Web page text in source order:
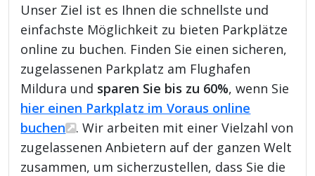
Unser Ziel ist es Ihnen die schnellste und
einfachste Möglichkeit zu bieten Parkplätze
online zu buchen. Finden Sie einen sicheren,
zugelassenen Parkplatz am Flughafen
Mildura und sparen Sie bis zu 60%, wenn Sie
hier einen Parkplatz im Voraus online
buchen
. Wir arbeiten mit einer Vielzahl von
zugelassenen Anbietern auf der ganzen Welt
zusammen, um sicherzustellen, dass Sie die